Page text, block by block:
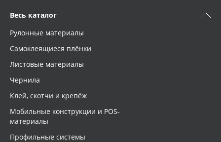
Весь каталог
Рулонные материалы
Самоклеящиеся плёнки
Листовые материалы
Чернила
Клей, скотчи и крепёж
Мобильные конструкции и POS-
материалы
Профильные системы